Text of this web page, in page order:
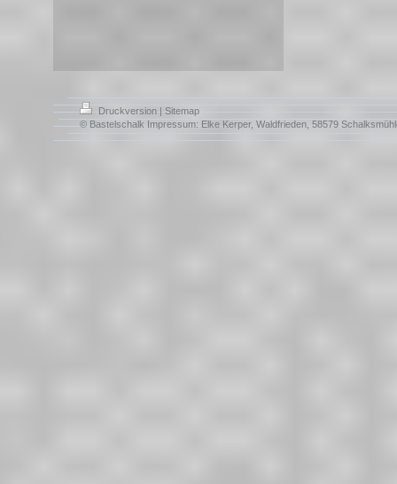
Druckversion| Sitemap
© Bastelschalk Impressum: Elke Kerper, Waldfrieden, 58579